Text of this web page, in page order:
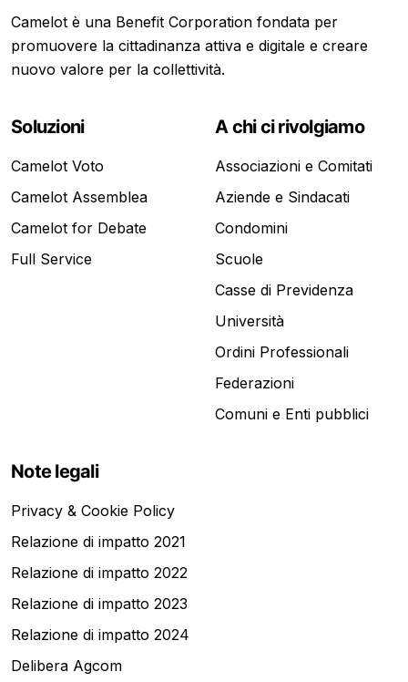
Camelot è una Benefit Corporation fondata per
promuovere la cittadinanza attiva e digitale e creare
nuovo valore per la collettività.
Soluzioni
Camelot Voto
Camelot Assemblea
Camelot for Debate
Full Service
A chi ci rivolgiamo
Associazioni e Comitati
Aziende e Sindacati
Condomini
Scuole
Casse di Previdenza
Università
Ordini Professionali
Federazioni
Comuni e Enti pubblici
Note legali
Privacy & Cookie Policy
Relazione di impatto 2021
Relazione di impatto 2022
Relazione di impatto 2023
Relazione di impatto 2024
Delibera Agcom